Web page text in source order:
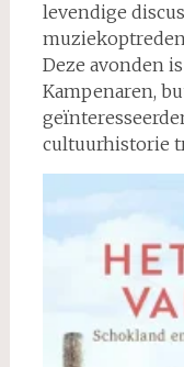
levendige
Deze avonden
Kampenaren,
cultuurhistorie